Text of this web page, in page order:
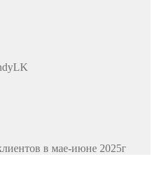
в мае-июне 2025г